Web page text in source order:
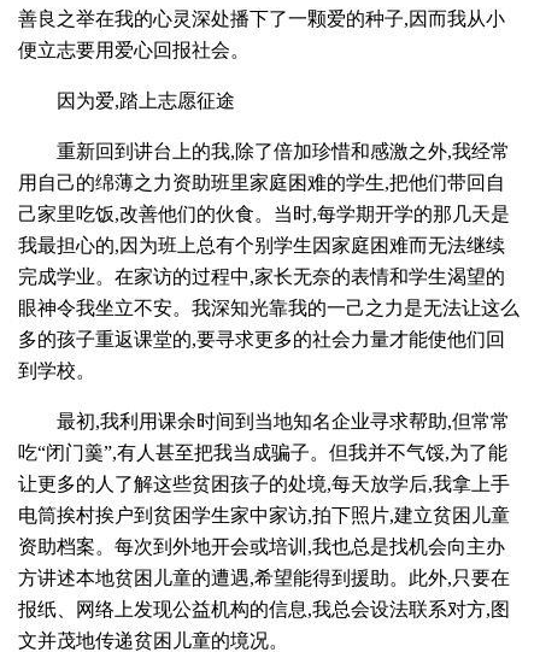
善良之举在我的心灵深处播下了一颗爱的种子,因而我从小
便立志要用爱心回报社会。
因为爱,踏上志愿征途
重新回到讲台上的我,除了倍加珍惜和感激之外,我经常
用自己的绵薄之力资助班里家庭困难的学生,把他们带回自
己家里吃饭,改善他们的伙食。当时,每学期开学的那几天是
我最担心的,因为班上总有个别学生因家庭困难而无法继续
完成学业。在家访的过程中,家长无奈的表情和学生渴望的
眼神令我坐立不安。我深知光靠我的一己之力是无法让这么
多的孩子重返课堂的,要寻求更多的社会力量才能使他们回
到学校。
最初,我利用课余时间到当地知名企业寻求帮助,但常常
吃“闭门羹”,有人甚至把我当成骗子。但我并不气馁,为了能
让更多的人了解这些贫困孩子的处境,每天放学后,我拿上手
电筒挨村挨户到贫困学生家中家访,拍下照片,建立贫困儿童
资助档案。每次到外地开会或培训,我也总是找机会向主办
方讲述本地贫困儿童的遭遇,希望能得到援助。此外,只要在
报纸、网络上发现公益机构的信息,我总会设法联系对方,图
文并茂地传递贫困儿童的境况。